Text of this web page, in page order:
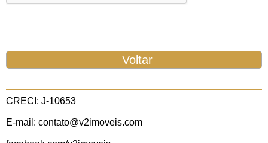
CRECI: J-10653
E-mail: contato@v2imoveis.com